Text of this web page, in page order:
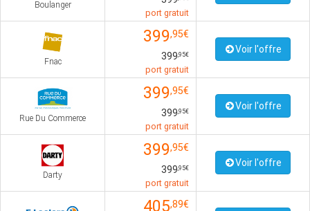
Boulanger
port gratuit
Fnac
399,95€
399,95€
port gratuit
Voir l'offre
Rue Du Commerce
399,95€
399,95€
port gratuit
Voir l'offre
Darty
399,95€
399,95€
port gratuit
Voir l'offre
405,89€